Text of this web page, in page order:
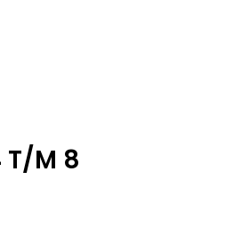
T/M 8